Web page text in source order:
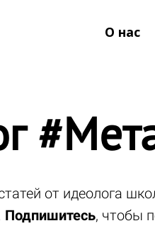
О нас
от идеолога
Подпишитесь, чтобы